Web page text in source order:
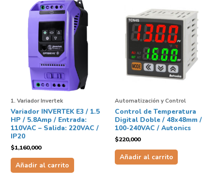
1. Variador Invertek
Variador INVERTEK E3 / 1.5
HP / 5.8Amp / Entrada:
110VAC – Salida: 220VAC /
IP20
$1,160,000
Añadir al carrito
Automatización y Control
Control de Temperatura
Digital Doble / 48x48mm /
100-240VAC / Autonics
$220,000
Añadir al carrito